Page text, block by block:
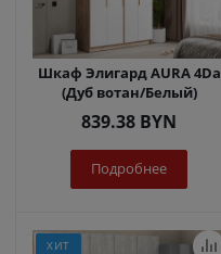
Шкаф Элигард AURA 4Dа
(Дуб вотан/Белый)
839.38 BYN
Подробнее
ХИТ